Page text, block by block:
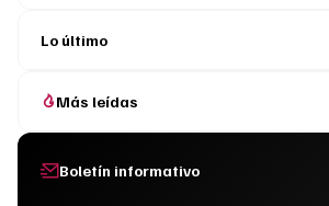
Lo último
Más leídas
Boletín informativo